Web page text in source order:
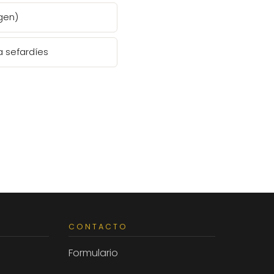
sefardíes
CONTACTO
Formulario